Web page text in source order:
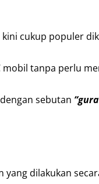
cukup populer
tanpa perlu
sebutan
dilakukan